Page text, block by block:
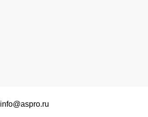
info@aspro.ru